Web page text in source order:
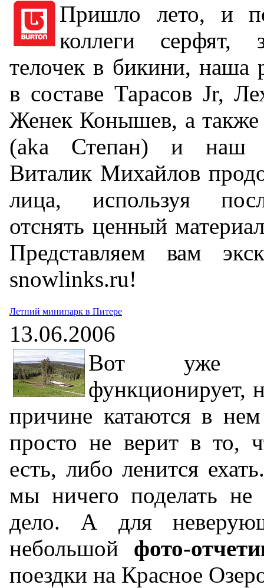
Пришло лето, и
коллеги серфят,
телочек в бикини, наша
в составе Тарасов Jr,
Женек Конышев, а
(aka Степан) и наш
Виталик Михайлов
лица, используя
отснять ценный
Представляем вам
snowlinks.ru!
Летний минипарк в Питере
13.06.2006
Вот уже
функционирует,
причине катаются в
просто не верит в то,
есть, либо ленится
мы ничего поделать
дело. А для
небольшой фото-
поездки на Красное